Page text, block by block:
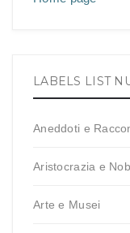
LABELS LIST
Aneddoti e
Aristocrazia e
Arte e Musei